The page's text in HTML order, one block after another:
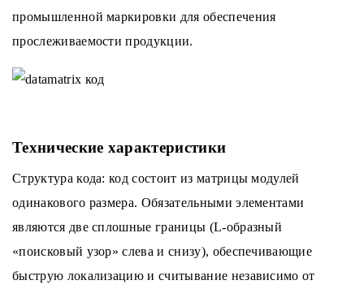
промышленной маркировки для обеспечения
прослеживаемости продукции.
Технические характеристики
Структура кода: код состоит из матрицы модулей
одинакового размера. Обязательными элементами
являются две сплошные границы (L-образный
«поисковый узор» слева и снизу), обеспечивающие
быструю локализацию и считывание независимо от